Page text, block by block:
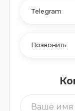
Telegram
Позвонить